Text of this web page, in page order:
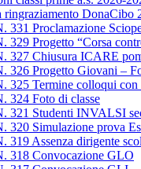
ringraziamento DonaCibo
331 Proclamazione
329 Progetto “Corsa
327 Chiusura ICARE
326 Progetto Giovani –
325 Termine colloqui
324 Foto di classe
321 Studenti INVALSI
320 Simulazione prova
319 Assenza dirigente
318 Convocazione GLO